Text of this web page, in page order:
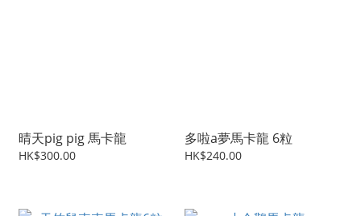
晴天pig pig 馬卡龍
HK$300.00
多啦a夢馬卡龍 6粒
HK$240.00